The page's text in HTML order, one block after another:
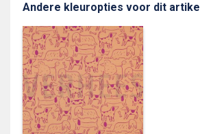
Andere kleuropties voor dit artikel